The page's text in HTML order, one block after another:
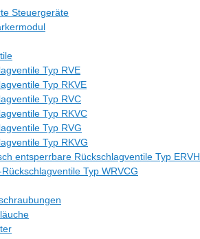
Steuergeräte
Typ RVE
Typ RKVE
Typ RVC
Typ RKVC
Typ RVG
Typ RKVG
entsperrbare Rückschlagventile Typ ERVH
Typ WRVCG